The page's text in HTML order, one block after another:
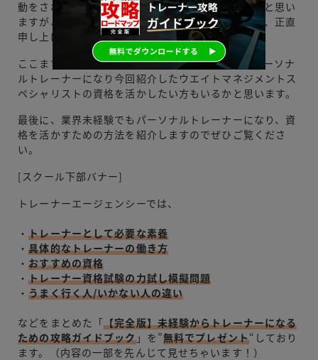
動をされている方にとっては非常に良いものであると思い
ますが、業界未経験の方の場合は知識のみ身に付き、正直
申し上げて実用的ではないかもしれません。
ここまで読んで頂き、トレーナー業界未経験でもパーソナ
ルトレーナーになり今回紹介したウエイトマネジメントス
ペシャリストの資格を活かしたい方もいるかと思います。
最後に、業界未経験でもパーソナルトレーナーになり、資
格を活かすための方法を紹介しますのでぜひご覧くださ
い。
[スクール下部バナー]
トレーナーエージェンシーでは、
・トレーナーとして必要な素養
・具体的なトレーナーの働き方
・おすすめの資格
・トレーナー資格試験の力試し模擬問題
・うまく行く人/いかない人の違い
などをまとめた「【完全版】未経験からトレーナーになる
ための攻略ガイドブック」を”無料でプレゼント“しており
ます。（内容の一部を先んじて見せちゃいます！）